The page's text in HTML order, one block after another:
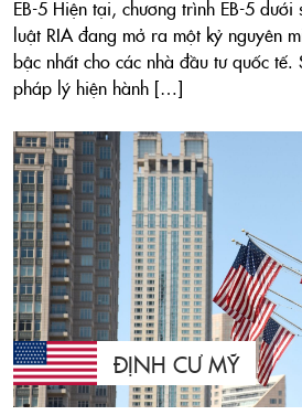
EB-5 Hiện tại, chương trình EB-5
luật RIA đang mở ra một kỷ nguyên
bậc nhất cho các nhà đầu tư quốc tế.
pháp lý hiện hành […]
ĐỊNH CƯ MỸ